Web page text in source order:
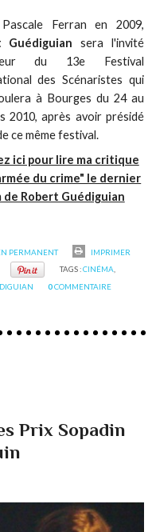
Ferran en 2009,
Guédiguian sera l'invité
du 13e Festival
des Scénaristes qui
à Bourges du 24 au
2010, après avoir présidé
ce même festival.
ici pour lire ma critique
du crime" le dernier
de Robert Guédiguian
PERMANENT
IMPRIMER
TAGS :CINÉMA
0COMMENTAIRE
Prix Sopadin